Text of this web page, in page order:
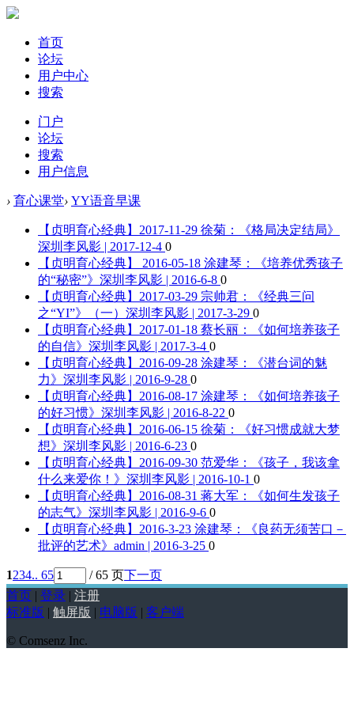
首页
论坛
用户中心
搜索
门户
论坛
搜索
用户信息
› 育心课堂› YY语音早课
【贞明育心经典】2017-11-29 徐菊：《格局决定结局》
深圳李风影 | 2017-12-4 0
【贞明育心经典】 2016-05-18 涂建琴：《培养优秀孩子
的“秘密”》 深圳李风影 | 2016-6-8 0
【贞明育心经典】2017-03-29 宗帅君：《经典三问
之“YI”》（一） 深圳李风影 | 2017-3-29 0
【贞明育心经典】2017-01-18 蔡长丽：《如何培养孩子
的自信》 深圳李风影 | 2017-3-4 0
【贞明育心经典】2016-09-28 涂建琴：《潜台词的魅
力》 深圳李风影 | 2016-9-28 0
【贞明育心经典】2016-08-17 涂建琴：《如何培养孩子
的好习惯》 深圳李风影 | 2016-8-22 0
【贞明育心经典】2016-06-15 徐菊：《好习惯成就大梦
想》 深圳李风影 | 2016-6-23 0
【贞明育心经典】2016-09-30 范爱华：《孩子，我该拿
什么来爱你！》 深圳李风影 | 2016-10-1 0
【贞明育心经典】2016-08-31 蒋大军：《如何生发孩子
的志气》 深圳李风影 | 2016-9-6 0
【贞明育心经典】2016-3-23 涂建琴：《良药无须苦口－
批评的艺术》 admin | 2016-3-25 0
1234.. 65 / 65 页下一页
首页 | 登录 | 注册
标准版 | 触屏版 | 电脑版 | 客户端
© Comsenz Inc.